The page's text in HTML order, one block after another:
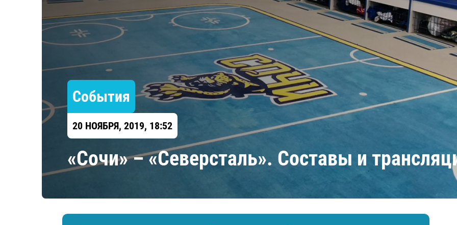
Северсталь
Шанхайские Драконы
Амур
Барыс
Салават Юлаев
Сибирь
События
20 НОЯБРЯ, 2019, 18:52
«Сочи» – «Северсталь». Составы и